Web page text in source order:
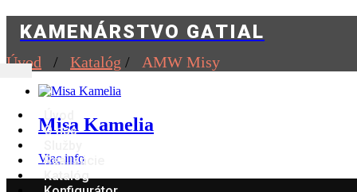
KAMENÁRSTVO GATIAL
Úvod
O nás
Realizácie
Katalóg
Úvod / Katalóg / AMW Misy
Misa Kamelia
Viac info